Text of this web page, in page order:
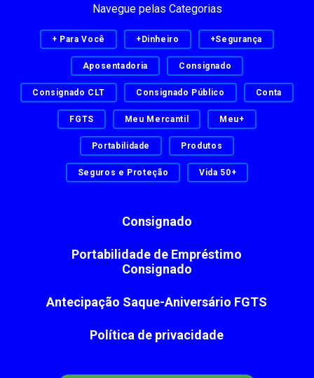
Consignado
Portabilidade de Empréstimo
Consignado
Antecipação Saque-Aniversário FGTS
Política de privacidade
Navegue pelas Categorias
+ Para Você +Dinheiro +Segurança
Aposentadoria Consignado
Consignado CLT Consignado Público Conta
FGTS Meu Mercantil Meu+
Portabilidade Produtos
Seguros e Proteção Vida 50+